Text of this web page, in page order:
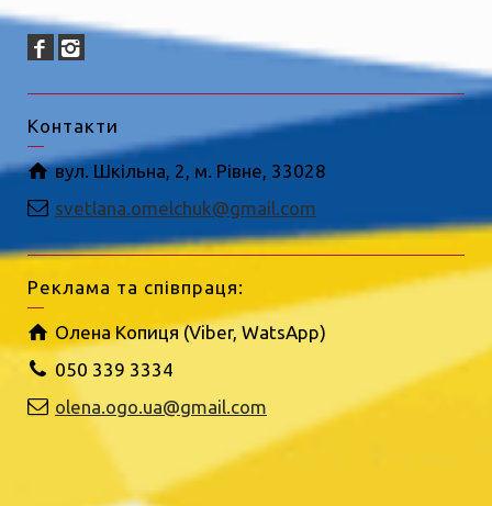
Контакти
вул. Шкільна, 2, м. Рівне, 33028
svetlana.omelchuk@gmail.com
Реклама та співпраця:
Олена Копиця (Viber, WatsApp)
050 339 3334
olena.ogo.ua@gmail.com